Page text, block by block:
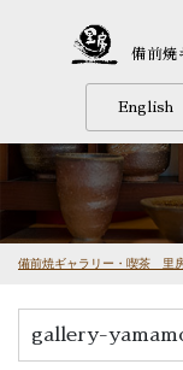
備前焼
English
備前焼ギャラリー・喫茶 里房
gallery-